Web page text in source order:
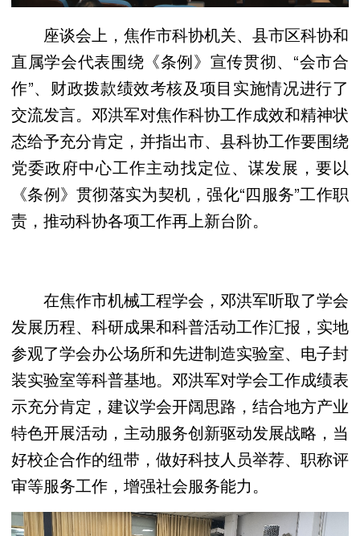
座谈会上，焦作市科协机关、县市区科协和
直属学会代表围绕《条例》宣传贯彻、“会市合
作”、财政拨款绩效考核及项目实施情况进行了
交流发言。邓洪军对焦作科协工作成效和精神状
态给予充分肯定，并指出市、县科协工作要围绕
党委政府中心工作主动找定位、谋发展，要以
《条例》贯彻落实为契机，强化“四服务”工作职
责，推动科协各项工作再上新台阶。
在焦作市机械工程学会，邓洪军听取了学会
发展历程、科研成果和科普活动工作汇报，实地
参观了学会办公场所和先进制造实验室、电子封
装实验室等科普基地。邓洪军对学会工作成绩表
示充分肯定，建议学会开阔思路，结合地方产业
特色开展活动，主动服务创新驱动发展战略，当
好校企合作的纽带，做好科技人员举荐、职称评
审等服务工作，增强社会服务能力。